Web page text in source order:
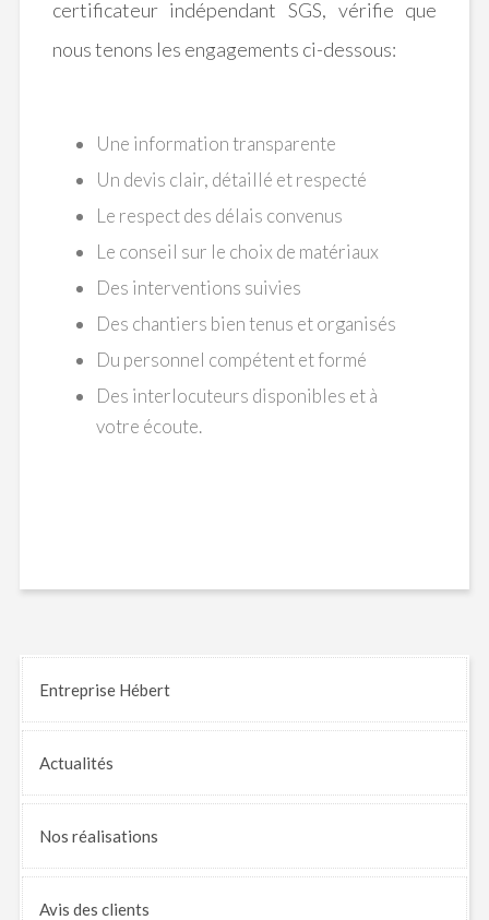
certificateur indépendant SGS, vérifie que
nous tenons les engagements ci-dessous:
Une information transparente
Un devis clair, détaillé et respecté
Le respect des délais convenus
Le conseil sur le choix de matériaux
Des interventions suivies
Des chantiers bien tenus et organisés
Du personnel compétent et formé
Des interlocuteurs disponibles et à
votre écoute.
Entreprise Hébert
Actualités
Nos réalisations
Avis des clients